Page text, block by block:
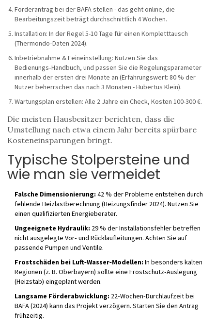
Förderantrag bei der BAFA stellen - das geht online, die
Bearbeitungszeit beträgt durchschnittlich 4 Wochen.
Installation: In der Regel 5-10 Tage für einen Kompletttausch
(Thermondo‑Daten 2024).
Inbetriebnahme & Feineinstellung: Nutzen Sie das
Bedienungs‑Handbuch, und passen Sie die Regelungsparameter
innerhalb der ersten drei Monate an (Erfahrungswert: 80 % der
Nutzer beherrschen das nach 3 Monaten - Hub­ertus Klein).
Wartungsplan erstellen: Alle 2 Jahre ein Check, Kosten 100-300 €.
Die meisten Hausbesitzer berichten, dass die
Umstellung nach etwa einem Jahr bereits spürbare
Kosteneinsparungen bringt.
Typische Stolpersteine und
wie man sie vermeidet
Falsche Dimensionierung: 42 % der Probleme entstehen durch
fehlende Heizlastberechnung (Heizungsfinder 2024). Nutzen Sie
einen qualifizierten Energieberater.
Ungeeignete Hydraulik: 29 % der Installationsfehler betreffen
nicht ausgelegte Vor‑ und Rücklaufleitungen. Achten Sie auf
passende Pumpen und Ventile.
Frostschäden bei Luft‑Wasser‑Modellen: In besonders kalten
Regionen (z. B. Oberbayern) sollte eine Frostschutz‑Auslegung
(Heizstab) eingeplant werden.
Langsame Förderabwicklung: 22‑Wochen‑Durchlaufzeit bei
BAFA (2024) kann das Projekt verzögern. Starten Sie den Antrag
frühzeitig.